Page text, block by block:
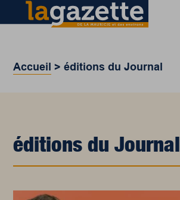
Accueil >éditions du Journal
éditions du Journal